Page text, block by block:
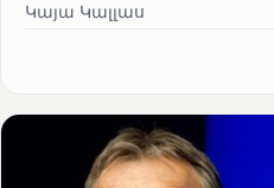
Կայա Կալլաս